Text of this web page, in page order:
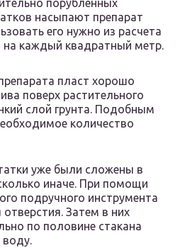
порубленных
насыпают препарат
его нужно из расчета
на каждый квадратный метр.
пласт хорошо
поверх растительного
слой грунта. Подобным
количество
уже были сложены в
иначе. При помощи
подручного инструмента
Затем в них
по половине стакана
воду.